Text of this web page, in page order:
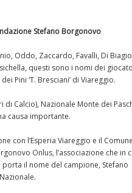
Stefano Borgonovo
Oddo, Zaccardo, Favalli, Di
questi sono i nomi dei
Pini ‘T. Bresciani’ di Viareggio.
Calcio), Nazionale Monte dei
causa importante.
con l’Esperia Viareggio e il
Onlus, l’associazione che in
il nome del campione, Stefano